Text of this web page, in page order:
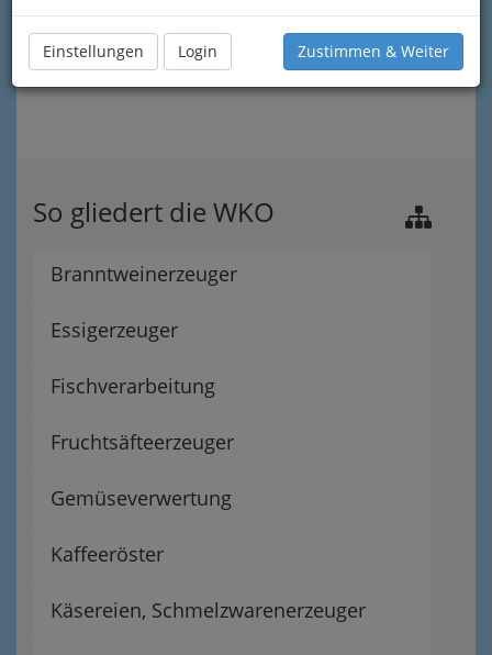
Einstellungen Login Zustimmen & Weiter
So gliedert die WKO
Branntweinerzeuger
Essigerzeuger
Fischverarbeitung
Fruchtsäfteerzeuger
Gemüseverwertung
Kaffeeröster
Käsereien, Schmelzwarenerzeuger